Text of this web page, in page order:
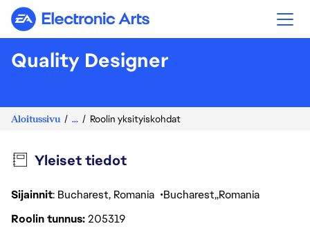
Electronic Arts
Quality Designer
Aloitussivu ... Roolin yksityiskohdat
Yleiset tiedot
Sijainnit: Bucharest, Romania Bucharest Romania
Roolin tunnus205319